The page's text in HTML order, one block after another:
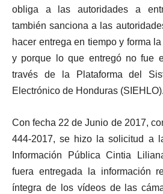
obliga a las autoridades a
también sanciona a las
hacer entrega en tiempo y forma
y porque lo que entregó no fue
través de la Plataforma del
Electrónico de Honduras (SIEHLO).
Con fecha 22 de Junio de 2017,
444-2017, se hizo la solicitud a
Información Pública Cintia
fuera entregada la información
íntegra de los vídeos de las